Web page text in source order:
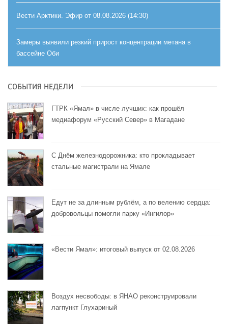
Вести Арктики. Эфир от 08.08.2026 (14:30)
Замеры выявили резкий прирост концентрации метана в
бассейне Оби
СОБЫТИЯ НЕДЕЛИ
ГТРК «Ямал» в числе лучших: как прошёл
медиафорум «Русский Север» в Магадане
С Днём железнодорожника: кто прокладывает
стальные магистрали на Ямале
Едут не за длинным рублём, а по велению сердца:
добровольцы помогли парку «Ингилор»
«Вести Ямал»: итоговый выпуск от 02.08.2026
Воздух несвободы: в ЯНАО реконструировали
лагпункт Глухариный